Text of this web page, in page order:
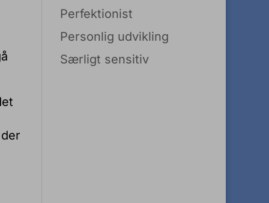
Perfektionist
Personlig udvikling
Særligt sensitiv